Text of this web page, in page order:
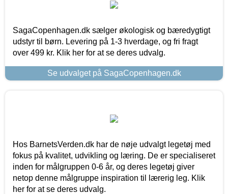
SagaCopenhagen.dk sælger økologisk og bæredygtigt
udstyr til børn. Levering på 1-3 hverdage, og fri fragt
over 499 kr. Klik her for at se deres udvalg.
Se udvalget på SagaCopenhagen.dk
Hos BarnetsVerden.dk har de nøje udvalgt legetøj med
fokus på kvalitet, udvikling og læring. De er specialiseret
inden for målgruppen 0-6 år, og deres legetøj giver
netop denne målgruppe inspiration til lærerig leg. Klik
her for at se deres udvalg.